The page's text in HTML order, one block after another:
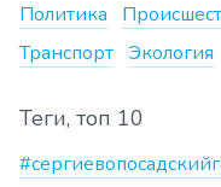
Политика
Транспорт Экология
Теги, топ 10